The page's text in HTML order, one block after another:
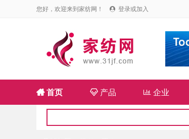
您好，欢迎来到家纺网！  登录或加入
首页 产品  企业